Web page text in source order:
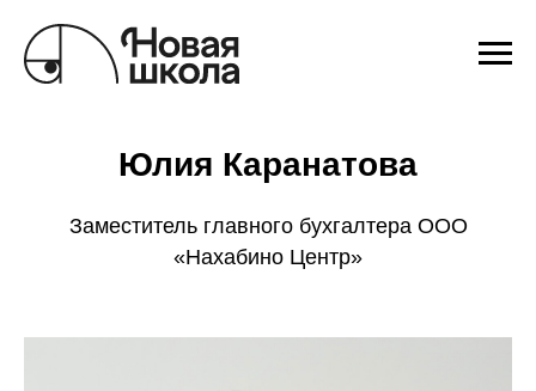
Юлия Каранатова
Заместитель главного бухгалтера ООО
«Нахабино Центр»